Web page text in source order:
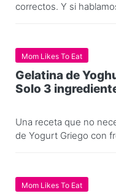
correctos. Y si
Mom Likes To Eat
Gelatina de
Solo 3
Una receta que no
de Yogurt Griego con
Mom Likes To Eat